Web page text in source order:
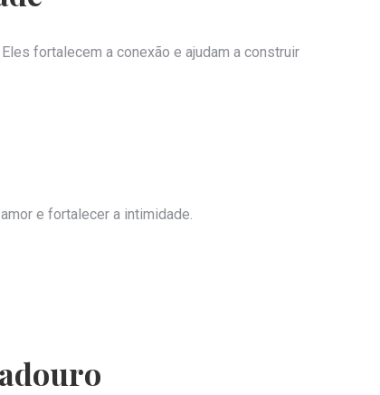
fortalecem a conexão e ajudam a construir
e fortalecer a intimidade.